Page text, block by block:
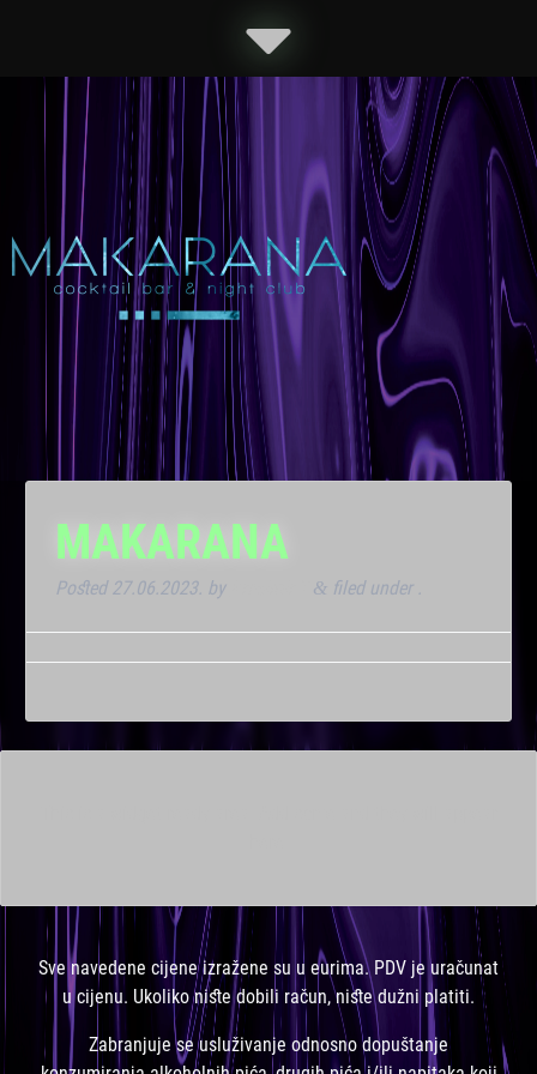
MAKARANA
Posted 27.06.2023. by & filed under .
Sve navedene cijene izražene su u eurima. PDV je uračunat
u cijenu. Ukoliko niste dobili račun, niste dužni platiti.
Zabranjuje se usluživanje odnosno dopuštanje